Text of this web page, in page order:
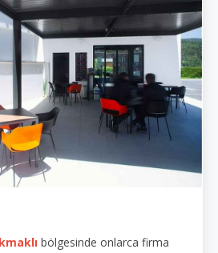
bölgesinde onlarca firma